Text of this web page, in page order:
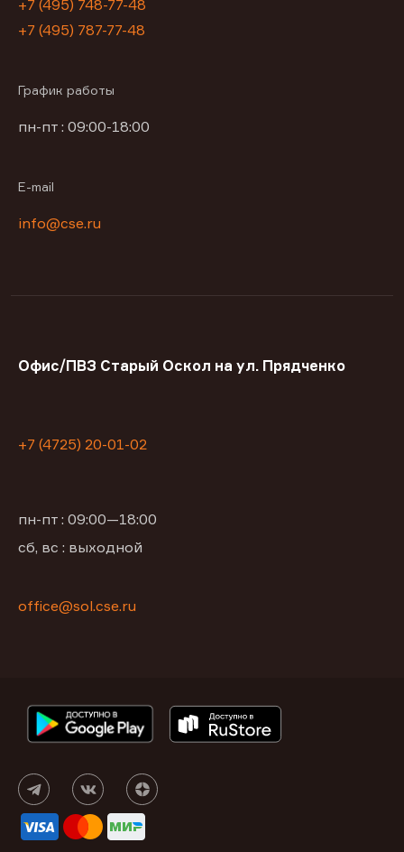
+7 (495) 748-77-48
+7 (495) 787-77-48
График работы
пн-пт : 09:00-18:00
E-mail
info@cse.ru
Офис/ПВЗ Старый Оскол на ул. Прядченко
+7 (4725) 20-01-02
пн-пт : 09:00—18:00
сб, вс : выходной
office@sol.cse.ru